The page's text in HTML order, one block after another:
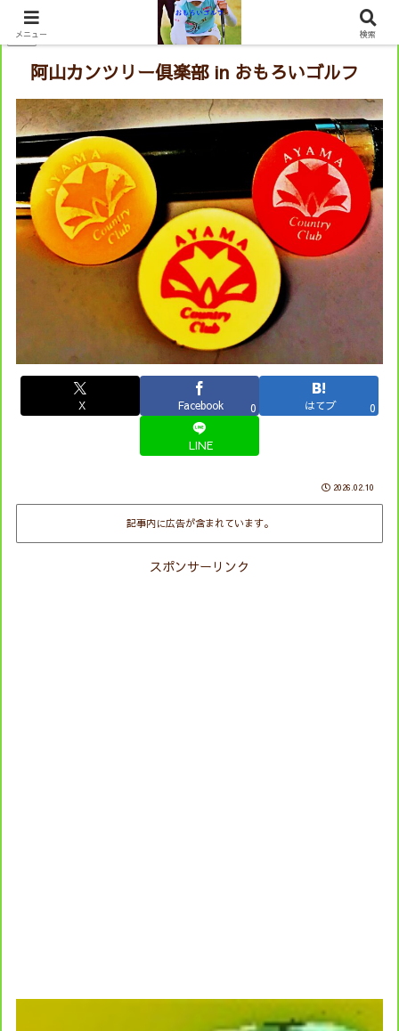
PR
阿山カンツリー倶楽部 in おもろいゴルフ
X Facebook 0 はてブ 0
LINE
2026.02.10
記事内に広告が含まれています。
スポンサーリンク
メニュー 検索